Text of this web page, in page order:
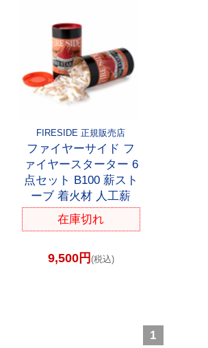
FIRESIDE 正規販売店
ファイヤーサイド フ
ァイヤースターター 6
点セット B100 薪スト
ーブ 着火材 人工薪
在庫切れ
9,500円 (税込)
1